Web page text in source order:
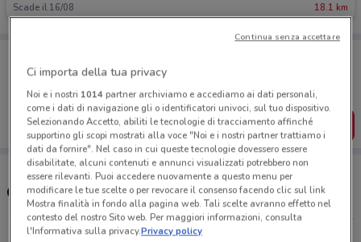
Scade il 16/08 18.1 km
Puoi trovare le migliori offerte dei negozi vicino a te,
salvarle e creare la tua lista del risparmio, comodamente
dal tuo cellulare.
SCARICA L’APP
Orari e Negozi Arcaplanet
Via Popoli 37 Trevi
Ci importa della tua privacy
Noi e i nostri 1014partner archiviamo e accediamo ai dati personali,
come i dati di navigazione gli o identificatori univoci, sul tuo dispositivo.
Selezionando Accetto, abiliti le tecnologie di tracciamento affinché
supportino gli scopi mostrati alla voce "Noi e i nostri partner trattiamo i
dati da fornire". Nel caso in cui queste tecnologie dovessero essere
disabilitate, alcuni contenuti e annunci visualizzati potrebbero non
essere rilevanti. Puoi accedere nuovamente a questo menu per
modificare le tue scelte o per revocare il consenso facendo clic sul link
Mostra finalità in fondo alla pagina web. Tali scelte avranno effetto nel
contesto del nostro Sito web. Per maggiori informazioni, consulta
l'Informativa sulla privacy.Privacy policy
Continua senza accettare